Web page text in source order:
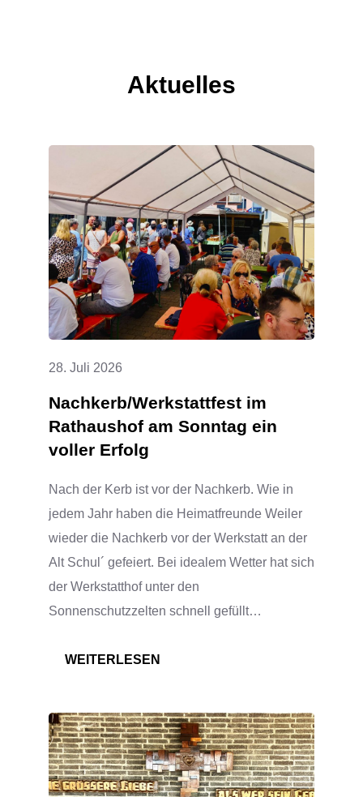
Aktuelles
28. Juli 2026
Nachkerb/Werkstattfest im
Rathaushof am Sonntag ein
voller Erfolg
Nach der Kerb ist vor der Nachkerb. Wie in
jedem Jahr haben die Heimatfreunde Weiler
wieder die Nachkerb vor der Werkstatt an der
Alt Schul´ gefeiert. Bei idealem Wetter hat sich
der Werkstatthof unter den
Sonnenschutzzelten schnell gefüllt…
WEITERLESEN
RATHAUSHOF
AM
SONNTAG